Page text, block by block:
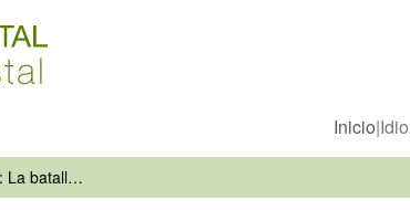
Inicio|
MDF vs finger joint: La batalla de las molduras